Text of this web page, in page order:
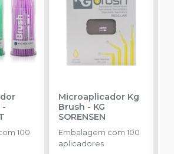
-
100
Microaplicador Kg
Brush - KG
SORENSEN
Embalagem com 100
aplicadores